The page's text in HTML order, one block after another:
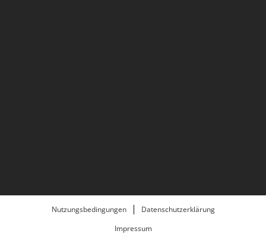
Nutzungsbedingungen
Datenschutzerklärung
Impressum